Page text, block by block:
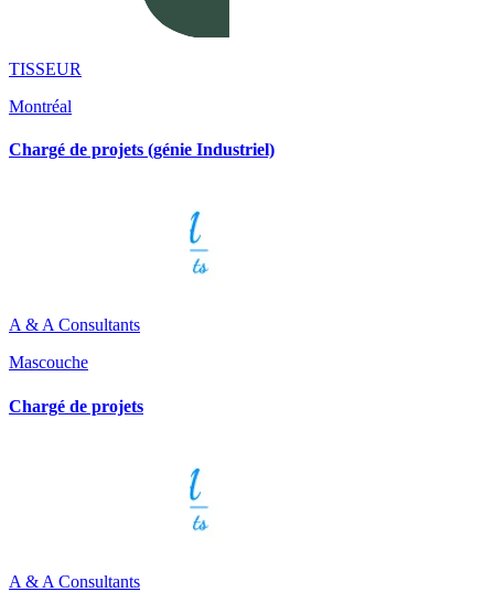
TISSEUR
Montréal
Chargé de projets (génie Industriel)
A & A Consultants
Mascouche
Chargé de projets
A & A Consultants